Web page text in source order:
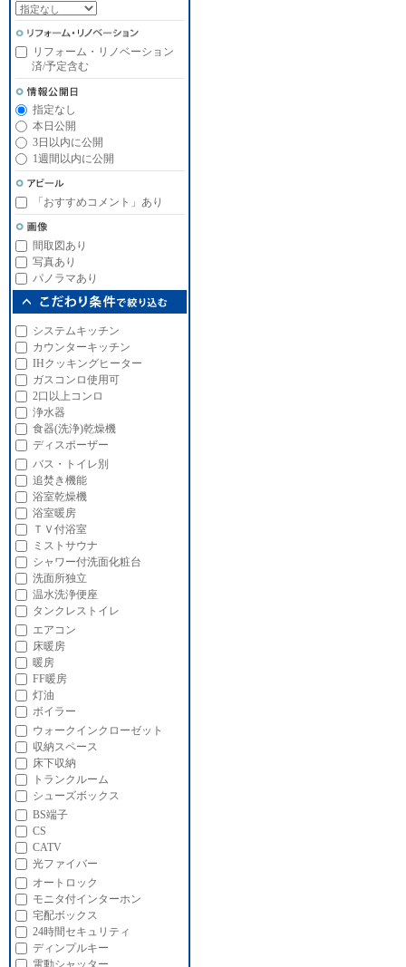
リフォーム・リノベーション
済/予定含む
指定なし
本日公開
3日以内に公開
1週間以内に公開
「おすすめコメント」あり
間取図あり
写真あり
パノラマあり
システムキッチン
カウンターキッチン
IHクッキングヒーター
ガスコンロ使用可
2口以上コンロ
浄水器
食器(洗浄)乾燥機
ディスポーザー
バス・トイレ別
追焚き機能
浴室乾燥機
浴室暖房
ＴＶ付浴室
ミストサウナ
シャワー付洗面化粧台
洗面所独立
温水洗浄便座
タンクレストイレ
エアコン
床暖房
暖房
FF暖房
灯油
ボイラー
ウォークインクローゼット
収納スペース
床下収納
トランクルーム
シューズボックス
BS端子
CS
CATV
光ファイバー
オートロック
モニタ付インターホン
宅配ボックス
24時間セキュリティ
ディンプルキー